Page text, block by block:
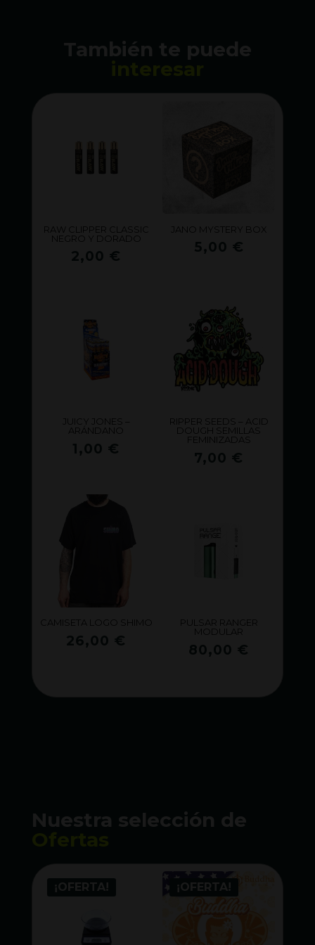
También te puede
RAW CLIPPER CLASSIC
NEGRO Y DORADO
2,00 €
JANO MYSTERY BOX
5,00 €
JUICY JONES –
ARÁNDANO
1,00 €
RIPPER SEEDS – ACID
DOUGH SEMILLAS
FEMINIZADAS
7,00 €
CAMISETA LOGO SHIMO
26,00 €
PULSAR RANGER
MODULAR
80,00 €
Nuestra selección de
¡OFERTA! ¡OFERTA!